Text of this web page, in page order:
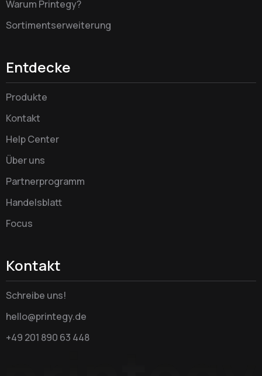
Warum Printegy?
Sortimentserweiterung
Entdecke
Produkte
Kontakt
Help Center
Über uns
Partnerprogramm
Handelsblatt
Focus
Kontakt
Schreibe uns!
hello@printegy.de
+49 201 890 63 448